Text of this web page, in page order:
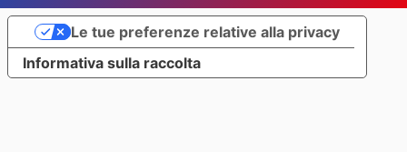
Informativa sulla raccolta
Le tue preferenze relative alla privacy